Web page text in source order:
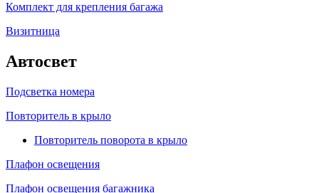
Комплект для крепления багажа
Визитница
Автосвет
Подсветка номера
Повторитель в крыло
Повторитель поворота в крыло
Плафон освещения
Плафон освещения багажника